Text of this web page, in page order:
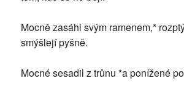
Mocně zasáhl svým ramenem,*
smýšlejí pyšně.
Mocné sesadil z trůnu *a ponížené